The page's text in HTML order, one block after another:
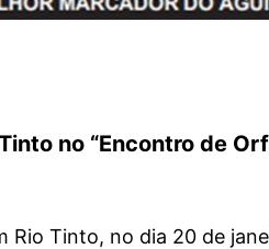
no “Encontro de
Rio Tinto, no dia 20 de